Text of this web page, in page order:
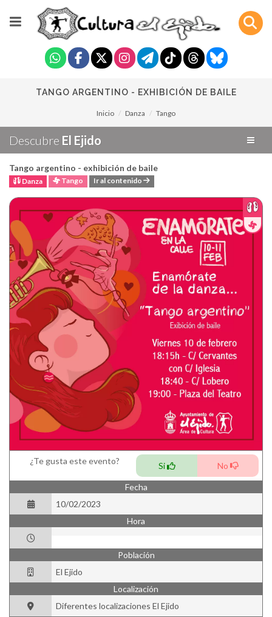
TANGO ARGENTINO - EXHIBICIÓN DE BAILE
Inicio Danza Tango
Descubre El Ejido
Tango argentino - exhibición de baile
Danza Tango Ir al contenido
¿Te gusta este evento? Si No
Fecha
10/02/2023
Hora
Población
El Ejido
Localización
Diferentes localizaciones El Ejido